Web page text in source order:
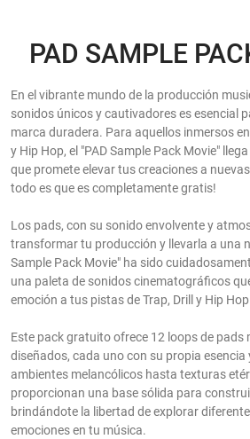
PAD SAMPLE
En el vibrante mundo de la producción
sonidos únicos y cautivadores es esencial
marca duradera. Para aquellos inmersos en
y Hip Hop, el "PAD Sample Pack Movie"
que promete elevar tus creaciones a
todo es que es completamente gratis!
Los pads, con su sonido envolvente y
transformar tu producción y llevarla a una
Sample Pack Movie" ha sido
una paleta de sonidos cinematográficos
emoción a tus pistas de Trap, Drill y Hip Hop.
Este pack gratuito ofrece 12 loops de pads
diseñados, cada uno con su propia esencia
ambientes melancólicos hasta texturas
proporcionan una base sólida para
brindándote la libertad de explorar
emociones en tu música.